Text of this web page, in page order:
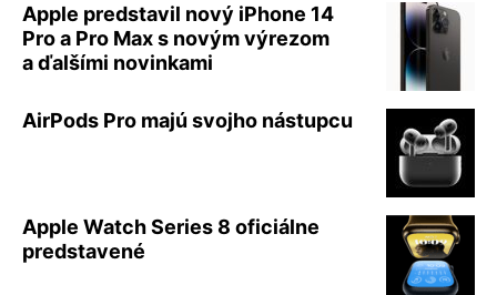
Apple predstavil nový iPhone 14
Pro a Pro Max s novým výrezom
a ďalšími novinkami
AirPods Pro majú svojho nástupcu
Apple Watch Series 8 oficiálne
predstavené